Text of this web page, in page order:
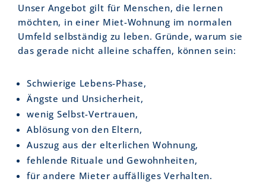
Unser Angebot gilt für Menschen, die lernen
möchten, in einer Miet-Wohnung im normalen
Umfeld selbständig zu leben. Gründe, warum sie
das gerade nicht alleine schaffen, können sein:
Schwierige Lebens-Phase,
Ängste und Unsicherheit,
wenig Selbst-Vertrauen,
Ablösung von den Eltern,
Auszug aus der elterlichen Wohnung,
fehlende Rituale und Gewohnheiten,
für andere Mieter auffälliges Verhalten.